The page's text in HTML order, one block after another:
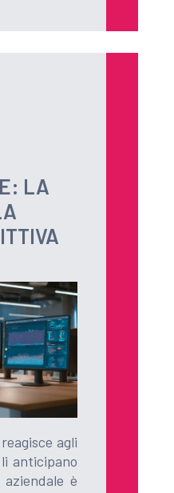
LA
agli
anticipano
è